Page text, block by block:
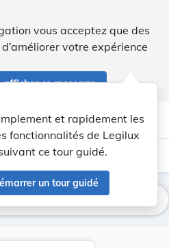
vous acceptez que des
votre expérience
afficher ce message
account_circle help Aide
et rapidement les
fonctionnalités de Legilux
ce tour guidé.
un tour guidé
light_mode dark_mode